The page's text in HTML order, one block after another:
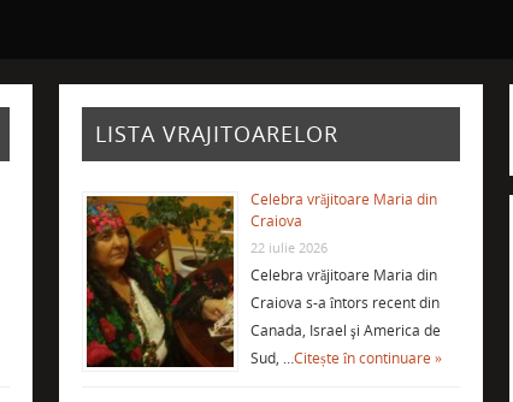
LISTA VRAJITOARELOR
Celebra vrăjitoare Maria din
Craiova
22 iulie 2026
Celebra vrăjitoare Maria din
Craiova s-a întors recent din
Canada, Israel şi America de
Sud, …Citește în continuare »